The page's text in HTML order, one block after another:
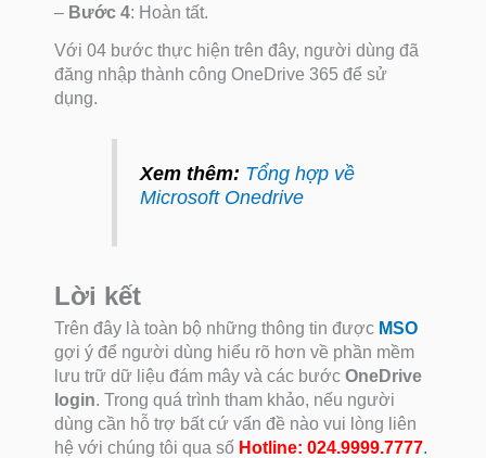
– Bước 4: Hoàn tất.
Với 04 bước thực hiện trên đây, người dùng đã
đăng nhập thành công OneDrive 365 để sử
dụng.
Xem thêm: Tổng hợp về
Microsoft Onedrive
Lời kết
Trên đây là toàn bộ những thông tin được MSO
gợi ý để người dùng hiểu rõ hơn về phần mềm
lưu trữ dữ liệu đám mây và các bước OneDrive
login. Trong quá trình tham khảo, nếu người
dùng cần hỗ trợ bất cứ vấn đề nào vui lòng liên
hệ với chúng tôi qua số Hotline: 024.9999.7777.